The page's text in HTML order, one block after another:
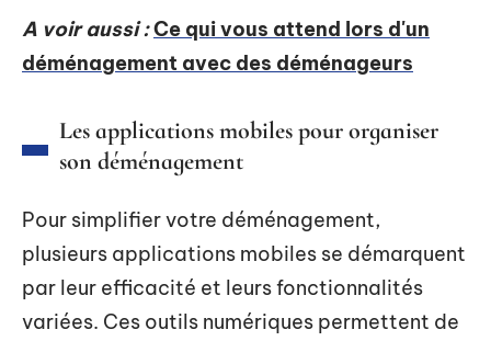
A voir aussi :Ce qui vous attend lors d'un
déménagement avec des déménageurs
Les applications mobiles pour organiser
son déménagement
Pour simplifier votre déménagement,
plusieurs applications mobiles se démarquent
par leur efficacité et leurs fonctionnalités
variées. Ces outils numériques permettent de